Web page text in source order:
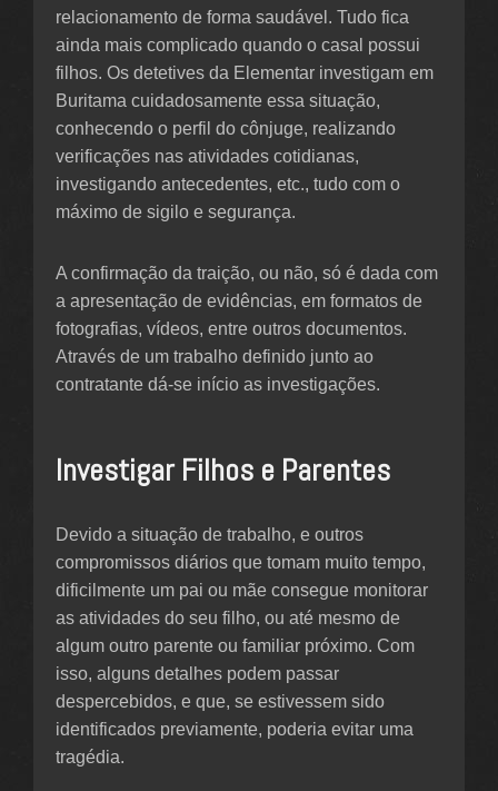
relacionamento de forma saudável. Tudo fica
ainda mais complicado quando o casal possui
filhos. Os detetives da Elementar investigam em
Buritama cuidadosamente essa situação,
conhecendo o perfil do cônjuge, realizando
verificações nas atividades cotidianas,
investigando antecedentes, etc., tudo com o
máximo de sigilo e segurança.
A confirmação da traição, ou não, só é dada com
a apresentação de evidências, em formatos de
fotografias, vídeos, entre outros documentos.
Através de um trabalho definido junto ao
contratante dá-se início as investigações.
Investigar Filhos e Parentes
Devido a situação de trabalho, e outros
compromissos diários que tomam muito tempo,
dificilmente um pai ou mãe consegue monitorar
as atividades do seu filho, ou até mesmo de
algum outro parente ou familiar próximo. Com
isso, alguns detalhes podem passar
despercebidos, e que, se estivessem sido
identificados previamente, poderia evitar uma
tragédia.